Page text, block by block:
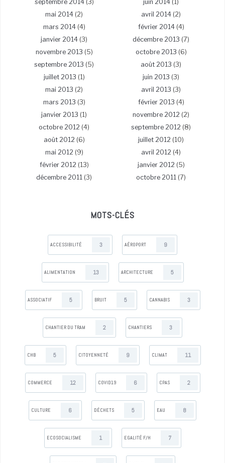
septembre 2014(3) juin 2014 (1)
mai 2014 (2) avril 2014 (2)
mars 2014(4) février 2014(4)
janvier 2014 (3) décembre 2013 (7)
novembre 2013 (5) octobre 2013 (6)
septembre 2013 (5) août 2013 (3)
juillet 2013 (1) juin 2013 (3)
mai 2013 (2) avril 2013 (3)
mars 2013 (3) février 2013 (4)
janvier 2013 (1) novembre 2012 (2)
octobre 2012 (4) septembre 2012 (8)
août 2012 (6) juillet 2012 (10)
mai 2012 (9) avril 2012 (4)
février 2012 (13) janvier 2012 (5)
décembre 2011 (3) octobre 2011 (7)
MOTS-CLÉS
ACCESSIBILITÉ 3 AÉROPORT 9
ALIMENTATION 13 ARCHITECTURE 5
ASSOCIATIF 5 BRUIT 5 CANNABIS 3
CHANTIER DU TRAM 2 CHANTIERS 3
CHB 5 CITOYENNETÉ 9 CLIMAT 11
COMMERCE 12 COVID19 6 CPAS 2
CULTURE 6 DÉCHETS 5 EAU 8
ECOSOCIALISME 1 EGALITÉ F/H 7